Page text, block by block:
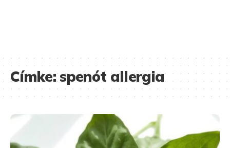
Címke:spenót allergia